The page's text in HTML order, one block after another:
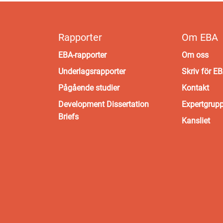
Rapporter
EBA-rapporter
Underlagsrapporter
Pågående studier
Development Dissertation
Briefs
Om EBA
Om oss
Skriv för
Kontakt
Kansliet